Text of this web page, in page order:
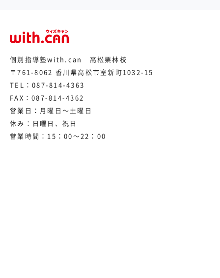
個別指導塾with.can 高松栗林校
〒761-8062 香川県高松市室新町1032-15
TEL： 087-814-4363
FAX：087-814-4362
営業日：月曜日～土曜日
休み：日曜日、祝日
営業時間：15：00～22：00